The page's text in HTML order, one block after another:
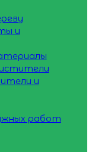
и
и
работ